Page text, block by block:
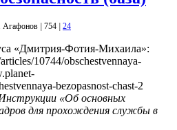
754 24
«Дмитрия-Фотия-Михаила»:
10744/obschestvennaya-
bezopasnost-chast-2
«Об основных
для прохождения службы в